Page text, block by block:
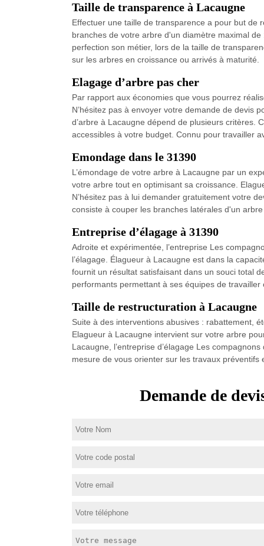
Taille de transparence à Lacaugne
Effectuer une taille de transparence a pour but de
branches de votre arbre d'un diamètre maximal
perfection son métier, lors de la taille de
sur les arbres en croissance ou arrivés à maturité.
Elagage d’arbre pas cher
Par rapport aux économies que vous pourrez
N’hésitez pas à envoyer votre demande de devis
d’arbre à Lacaugne dépend de plusieurs critères.
accessibles à votre budget. Connu pour travailler
Emondage dans le 31390
L’émondage de votre arbre à Lacaugne par un
votre arbre tout en optimisant sa croissance.
N’hésitez pas à lui demander gratuitement votre
consiste à couper les branches latérales d'un
Entreprise d’élagage à 31390
Adroite et expérimentée, l’entreprise Les
l’élagage. Élagueur à Lacaugne est dans la
fournit un résultat satisfaisant dans un souci total
performants permettant à ses équipes de
Taille de restructuration à Lacaugne
Suite à des interventions abusives : rabattement,
Elagueur à Lacaugne intervient sur votre arbre
Lacaugne, l’entreprise d’élagage Les
mesure de vous orienter sur les travaux
Demande de